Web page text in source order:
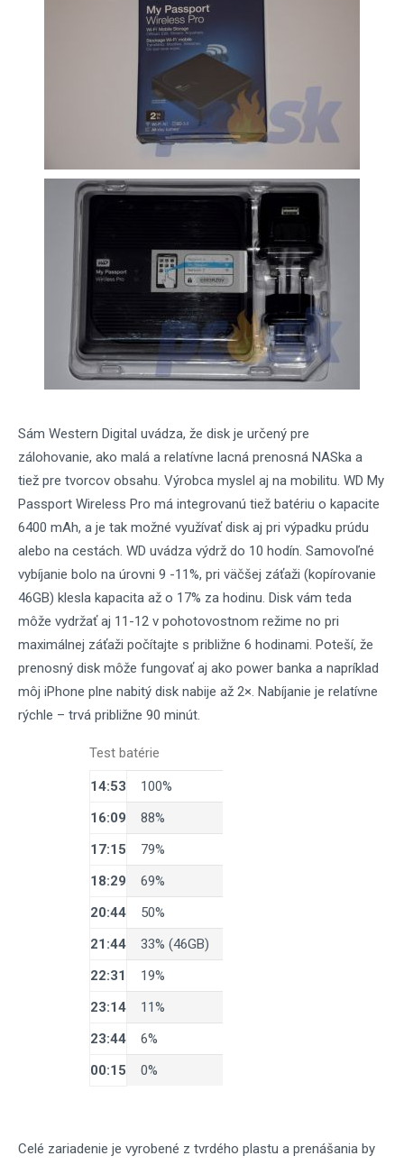
Sám Western Digital uvádza, že disk je určený pre
zálohovanie, ako malá a relatívne lacná prenosná NASka a
tiež pre tvorcov obsahu. Výrobca myslel aj na mobilitu. WD My
Passport Wireless Pro má integrovanú tiež batériu o kapacite
6400 mAh, a je tak možné využívať disk aj pri výpadku prúdu
alebo na cestách. WD uvádza výdrž do 10 hodín. Samovoľné
vybíjanie bolo na úrovni 9 -11%, pri väčšej záťaži (kopírovanie
46GB) klesla kapacita až o 17% za hodinu. Disk vám teda
môže vydržať aj 11-12 v pohotovostnom režime no pri
maximálnej záťaži počítajte s približne 6 hodinami. Poteší, že
prenosný disk môže fungovať aj ako power banka a napríklad
môj iPhone plne nabitý disk nabije až 2×. Nabíjanie je relatívne
rýchle – trvá približne 90 minút.
Test batérie
14:53
100%
16:09
88%
17:15
79%
18:29
69%
20:44
50%
21:44
33% (46GB)
22:31
19%
23:14
11%
23:44
6%
00:15
0%
Celé zariadenie je vyrobené z tvrdého plastu a prenášania by